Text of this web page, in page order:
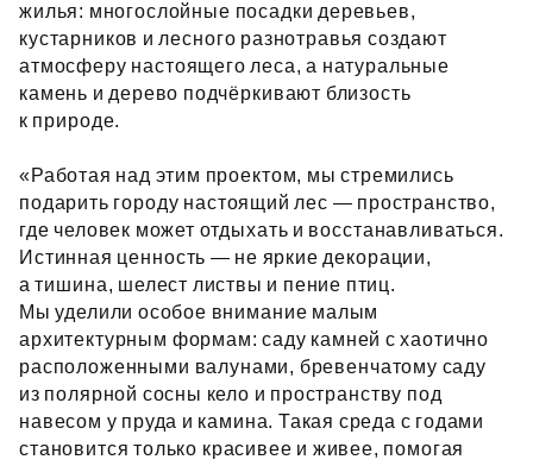
жилья: многослойные посадки деревьев,
кустарников и лесного разнотравья создают
атмосферу настоящего леса, а натуральные
камень и дерево подчёркивают близость
к природе.
«Работая над этим проектом, мы стремились
подарить городу настоящий лес — пространство,
где человек может отдыхать и восстанавливаться.
Истинная ценность — не яркие декорации,
а тишина, шелест листвы и пение птиц.
Мы уделили особое внимание малым
архитектурным формам: саду камней с хаотично
расположенными валунами, бревенчатому саду
из полярной сосны кело и пространству под
навесом у пруда и камина. Такая среда с годами
становится только красивее и живее, помогая